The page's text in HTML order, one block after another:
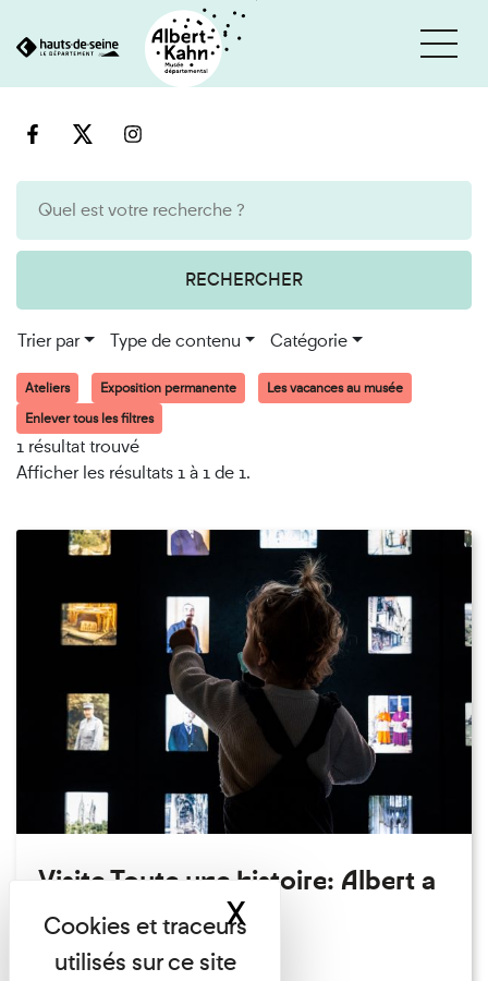
au
RECHERCHER
Trier par Type de contenu Catégorie
Ateliers Exposition permanente
Les vacances au musée
Enlever tous les filtres
1 résultat trouvé
Afficher les résultats 1 à 1 de 1.
Visite Toute une histoire: Albert a
perdu son chapeau!
Exposition permanente
Cookies et traceurs utilisés sur ce site
XMasquer le